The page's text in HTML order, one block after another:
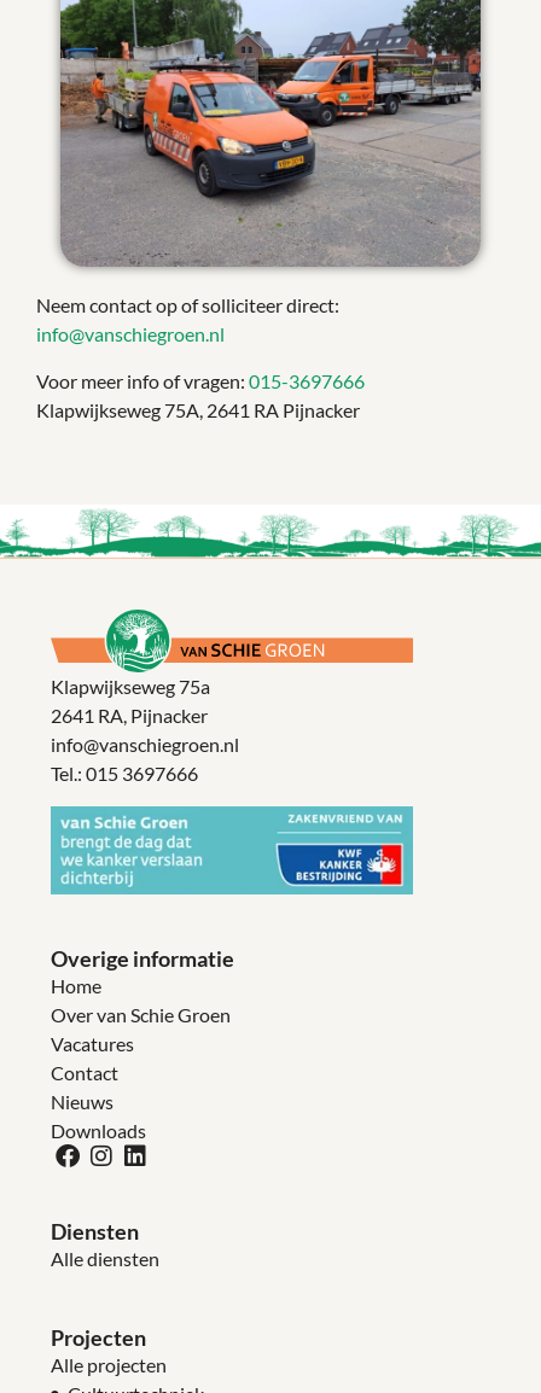
Neem contact op of solliciteer direct:
info@vanschiegroen.nl
Voor meer info of vragen: 015-3697666
Klapwijkseweg 75A, 2641 RA Pijnacker
Klapwijkseweg 75a
2641 RA, Pijnacker
info@vanschiegroen.nl
Tel.: 015 3697666
Overige informatie
Home
Over van Schie Groen
Vacatures
Contact
Nieuws
Downloads
Diensten
Alle diensten
Projecten
Alle projecten